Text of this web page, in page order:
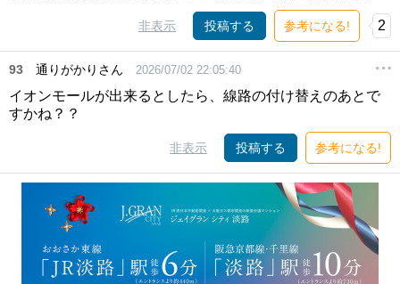
非表示 投稿する 参考になる! 2
93 通りがかりさん 2026/07/02 22:05:40
イオンモールが出来るとしたら、線路の付け替えのあとで
すかね？？
非表示 投稿する 参考になる!